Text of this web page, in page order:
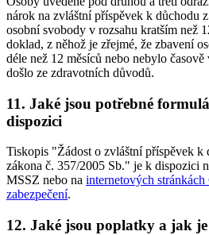
nárok na zvláštní příspěvek k důchodu
osobní svobody v rozsahu kratším než
doklad, z něhož je zřejmé, že zbavení
déle než 12 měsíců nebo nebylo
došlo ze zdravotních důvodů.
11. Jaké jsou potřebné
dispozici
Tiskopis "Žádost o zvláštní příspěvek k
zákona č. 357/2005 Sb." je k dispozici
MSSZ nebo na internetových
zabezpečení.
12. Jaké jsou poplatky a jak